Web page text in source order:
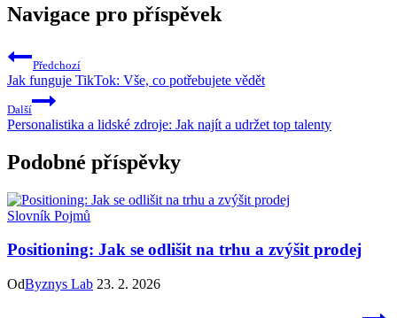
Navigace pro příspěvek
Předchozí
Jak funguje TikTok: Vše, co potřebujete vědět
Další
Personalistika a lidské zdroje: Jak najít a udržet top talenty
Podobné příspěvky
Slovník Pojmů
Positioning: Jak se odlišit na trhu a zvýšit prodej
OdByznys Lab 23. 2. 2026